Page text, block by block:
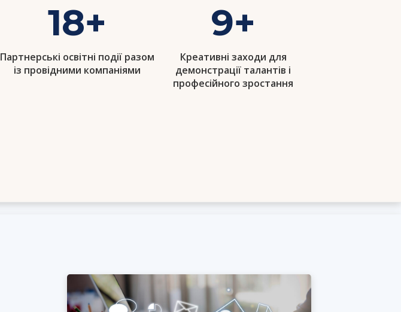
18+
Партнерські освітні події разом
із провідними компаніями
9+
Креативні заходи для
демонстрації талантів і
професійного зростання